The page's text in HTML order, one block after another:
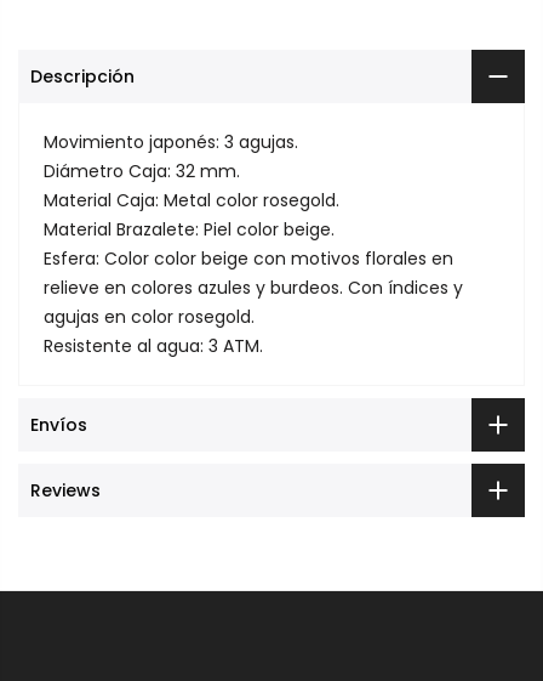
Descripción
Movimiento japonés: 3 agujas.
Diámetro Caja: 32 mm.
Material Caja: Metal color rosegold.
Material Brazalete: Piel color beige.
Esfera: Color color beige con motivos florales en
relieve en colores azules y burdeos. Con índices y
agujas en color rosegold.
Resistente al agua: 3 ATM.
Envíos
Reviews